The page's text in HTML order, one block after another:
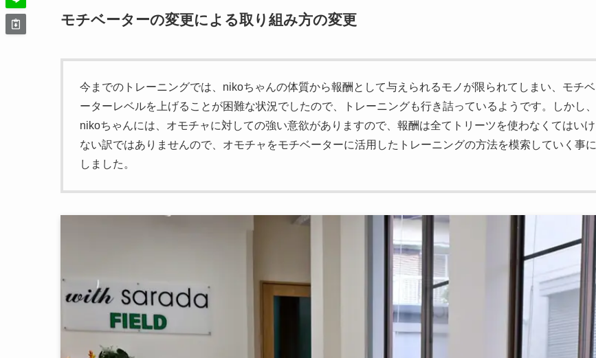
モチベーターの変更による取り組み方の変更
今までのトレーニングでは、nikoちゃんの体質から報酬として与えられるモノが限られてしまい、モチベ
ーターレベルを上げることが困難な状況でしたので、トレーニングも行き詰っているようです。しかし、
nikoちゃんには、オモチャに対しての強い意欲がありますので、報酬は全てトリーツを使わなくてはいけ
ない訳ではありませんので、オモチャをモチベーターに活用したトレーニングの方法を模索していく事に
しました。